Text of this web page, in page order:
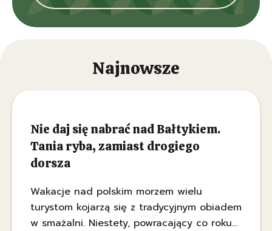
Najnowsze
Nie daj się nabrać nad Bałtykiem.
Tania ryba, zamiast drogiego
dorsza
Wakacje nad polskim morzem wielu
turystom kojarzą się z tradycyjnym obiadem
w smażalni. Niestety, powracający co roku